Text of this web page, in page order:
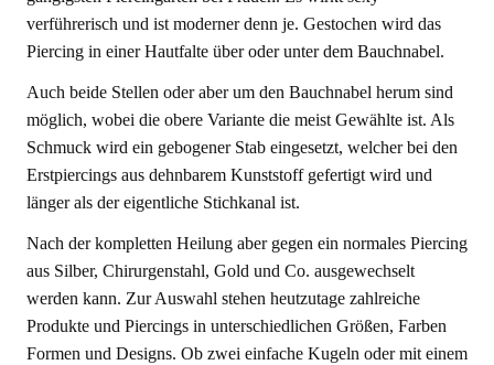
verführerisch und ist moderner denn je. Gestochen wird das
Piercing in einer Hautfalte über oder unter dem Bauchnabel.
Auch beide Stellen oder aber um den Bauchnabel herum sind
möglich, wobei die obere Variante die meist Gewählte ist. Als
Schmuck wird ein gebogener Stab eingesetzt, welcher bei den
Erstpiercings aus dehnbarem Kunststoff gefertigt wird und
länger als der eigentliche Stichkanal ist.
Nach der kompletten Heilung aber gegen ein normales Piercing
aus Silber, Chirurgenstahl, Gold und Co. ausgewechselt
werden kann. Zur Auswahl stehen heutzutage zahlreiche
Produkte und Piercings in unterschiedlichen Größen, Farben
Formen und Designs. Ob zwei einfache Kugeln oder mit einem